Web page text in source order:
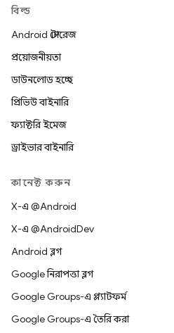
বিল্ড
Android স্টোরেজ
প্রয়োজনীয়তা
ডাউনলোড হচ্ছে
প্রিভিউ বাইনারি
ফ্যাক্টরি ইমেজ
ড্রাইভার বাইনারি
কানেক্ট করুন
X-এ @Android
X-এ @AndroidDev
Android ব্লগ
Google নিরাপত্তা ব্লগ
Google Groups-এ প্ল্যাটফর্ম
Google Groups-এ তৈরি করা